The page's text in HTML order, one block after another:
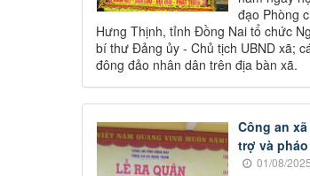
đạo Phòng
Hưng Thịnh, tỉnh Đồng Nai tổ chức
bí thư Đảng ủy - Chủ tịch UBND xã;
đông đảo nhân dân trên địa bàn xã.
Công an
trợ và pháo
01/08/